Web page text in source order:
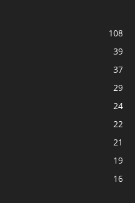
108
39
37
29
24
22
21
19
16